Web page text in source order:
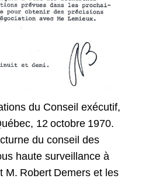
du Conseil exécutif,
12 octobre 1970.
du conseil des
haute surveillance à
M. Robert Demers et les